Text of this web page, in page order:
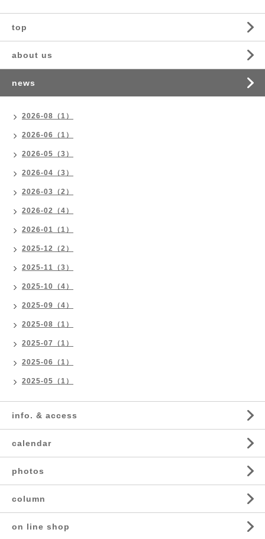
top
about us
news
2026-08（1）
2026-06（1）
2026-05（3）
2026-04（3）
2026-03（2）
2026-02（4）
2026-01（1）
2025-12（2）
2025-11（3）
2025-10（4）
2025-09（4）
2025-08（1）
2025-07（1）
2025-06（1）
2025-05（1）
info. & access
calendar
photos
column
on line shop